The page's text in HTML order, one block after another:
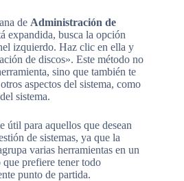
de Administración de
expandida, busca la opción
izquierdo. Haz clic en ella y
de discos». Este método no
sino que también te
aspectos del sistema, como
sistema.
útil para aquellos que desean
de sistemas, ya que la
varias herramientas en un
prefiere tener todo
punto de partida.